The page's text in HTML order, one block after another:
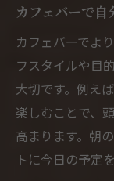
カフェバーで
カフェバーでよ
フスタイルや目
大切です。例え
楽しむことで、
高まります。朝
トに今日の予定